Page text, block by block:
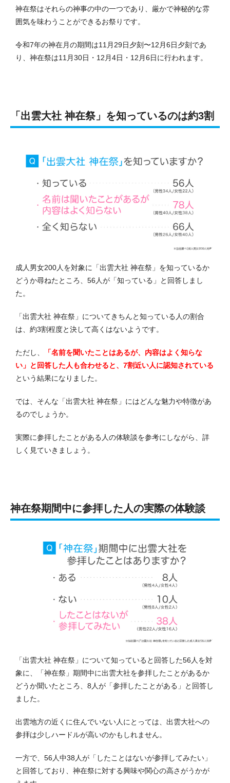
神在祭はそれらの神事の中の一つであり、厳かで神秘的な雰
囲気を味わうことができるお祭りです。
令和7年の神在月の期間は11月29日夕刻〜12月6日夕刻であ
り、神在祭は11月30日・12月4日・12月6日に行われます。
「出雲大社 神在祭」を知っているのは約3割
成人男女200人を対象に「出雲大社 神在祭」を知っているか
どうか尋ねたところ、56人が「知っている」と回答しまし
た。
「出雲大社 神在祭」についてきちんと知っている人の割合
は、約3割程度と決して高くはないようです。
ただし、
「名前を聞いたことはあるが、内容はよく知らな
い」と回答した人も合わせると、7割近い人に認知されている
という結果になりました。
では、そんな「出雲大社 神在祭」にはどんな魅力や特徴があ
るのでしょうか。
実際に参拝したことがある人の体験談を参考にしながら、詳
しく見ていきましょう。
神在祭期間中に参拝した人の実際の体験談
「出雲大社 神在祭」について知っていると回答した56人を対
象に、「神在祭」期間中に出雲大社を参拝したことがあるか
どうか聞いたところ、8人が「参拝したことがある」と回答し
ました。
出雲地方の近くに住んでいない人にとっては、出雲大社への
参拝は少しハードルが高いのかもしれません。
一方で、56人中38人が「したことはないが参拝してみたい」
と回答しており、神在祭に対する興味や関心の高さがうかが